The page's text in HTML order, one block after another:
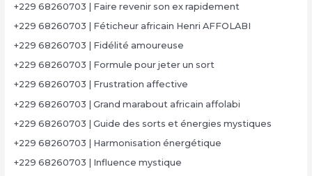
+229 68260703 | Faire revenir son ex rapidement
+229 68260703 | Féticheur africain Henri AFFOLABI
+229 68260703 | Fidélité amoureuse
+229 68260703 | Formule pour jeter un sort
+229 68260703 | Frustration affective
+229 68260703 | Grand marabout africain affolabi
+229 68260703 | Guide des sorts et énergies mystiques
+229 68260703 | Harmonisation énergétique
+229 68260703 | Influence mystique